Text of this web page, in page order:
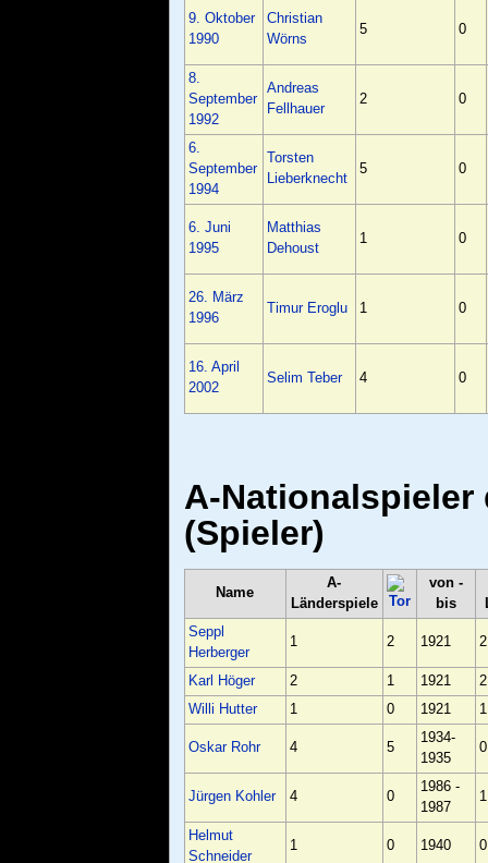
9. Oktober
1990
Christian
Wörns
5 0
8.
September
1992
Andreas
Fellhauer
2 0
6.
September
1994
Torsten
Lieberknecht
5 0
6. Juni
1995
Matthias
Dehoust
1 0
26. März
1996
Timur Eroglu 1 0
16. April
2002
Selim Teber 4 0
A-Nationalspieler
(Spieler)
Name
A-
Länderspiele
von -
bis
Seppl
Herberger
1 2 1921 2
Karl Höger 2 1 1921
2
Willi Hutter
1 0 1921 1
Oskar Rohr 4 5
1934-
1935
0
Jürgen Kohler 4 0
1986 -
1987
1
Helmut
Schneider
1 0 1940 0